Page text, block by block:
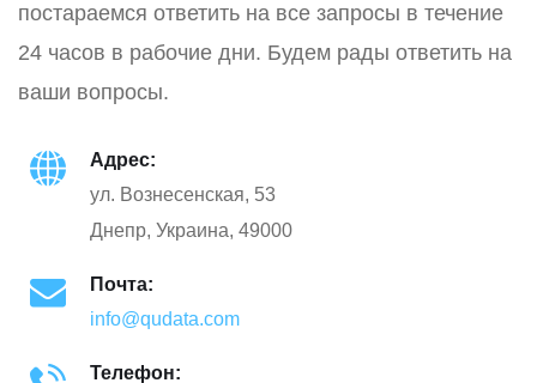
постараемся ответить на все запросы в течение
24 часов в рабочие дни. Будем рады ответить на
ваши вопросы.
Адрес:
ул. Вознесенская, 53
Днепр, Украина, 49000
Почта:
info@qudata.com
Телефон: